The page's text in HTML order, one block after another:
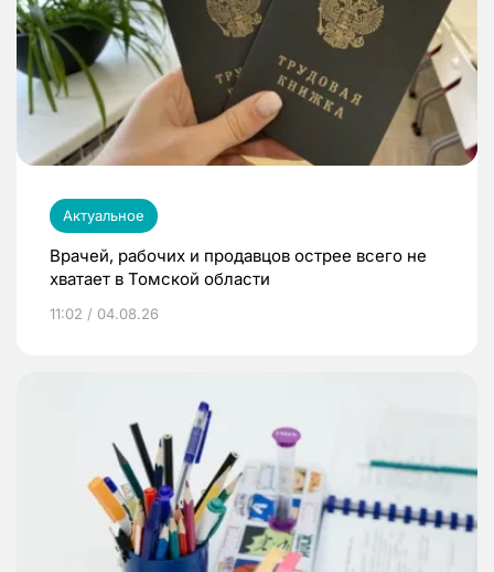
Актуальное
Врачей, рабочих и продавцов острее всего не
хватает в Томской области
11:02 / 04.08.26